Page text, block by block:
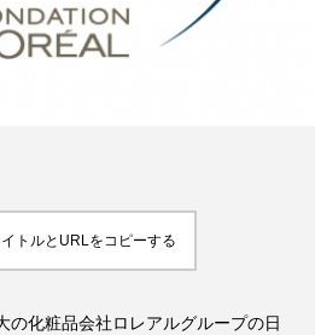
アレルギー アロマ
トルとURLをコピーする
の化粧品会社ロレアルグループの日